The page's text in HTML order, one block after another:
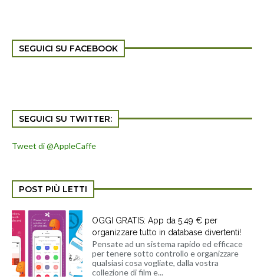
SEGUICI SU FACEBOOK
SEGUICI SU TWITTER:
Tweet di @AppleCaffe
POST PIÙ LETTI
OGGI GRATIS: App da 5,49 € per
organizzare tutto in database divertenti!
Pensate ad un sistema rapido ed efficace
per tenere sotto controllo e organizzare
qualsiasi cosa vogliate, dalla vostra
collezione di film e...